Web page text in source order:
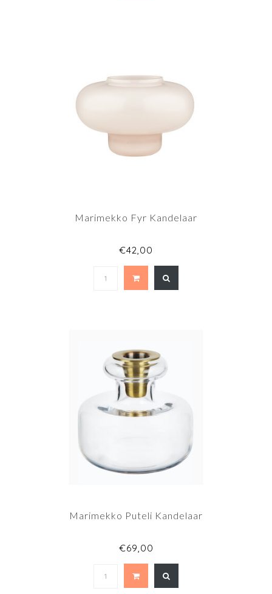
Marimekko Fyr Kandelaar
€42,00
Marimekko Puteli Kandelaar
€69,00